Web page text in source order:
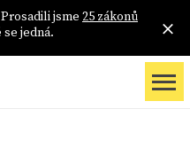
jsme 25 zákonů
jedná.